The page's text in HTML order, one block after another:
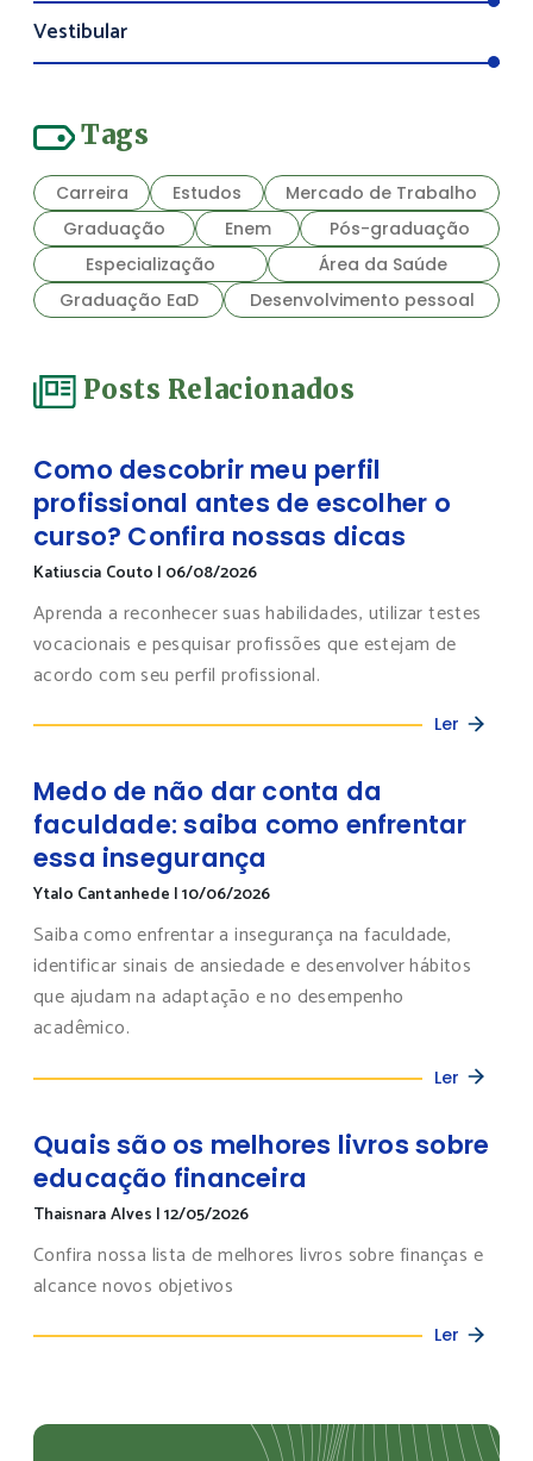
Vestibular
Tags
Carreira Estudos
Mercado de Trabalho
Graduação
Enem
Pós-graduação
Especialização
Área da Saúde
Graduação EaD
Desenvolvimento pessoal
Posts Relacionados
Como descobrir meu perfil
profissional antes de escolher o
curso? Confira nossas dicas
Katiuscia Couto | 06/08/2026
Aprenda a reconhecer suas habilidades, utilizar testes
vocacionais e pesquisar profissões que estejam de
acordo com seu perfil profissional.
Ler
Medo de não dar conta da
faculdade: saiba como enfrentar
essa insegurança
Ytalo Cantanhede |10/06/2026
Saiba como enfrentar a insegurança na faculdade,
identificar sinais de ansiedade e desenvolver hábitos
que ajudam na adaptação e no desempenho
acadêmico.
Ler
Quais são os melhores livros sobre
educação financeira
Thaisnara Alves |12/05/2026
Confira nossa lista de melhores livros sobre finanças e
alcance novos objetivos
Ler